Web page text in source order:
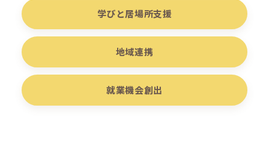
学びと居場所支援
地域連携
就業機会創出